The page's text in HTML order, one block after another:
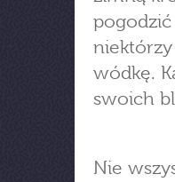
pogodzić
wódkę.
swoich
Nie